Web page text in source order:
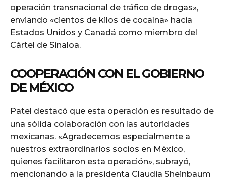
operación transnacional de tráfico de drogas»,
enviando «cientos de kilos de cocaína» hacia
Estados Unidos y Canadá como miembro del
Cártel de Sinaloa.
COOPERACIÓN CON EL GOBIERNO
DE MÉXICO
Patel destacó que esta operación es resultado de
una sólida colaboración con las autoridades
mexicanas. «Agradecemos especialmente a
nuestros extraordinarios socios en México,
quienes facilitaron esta operación», subrayó,
mencionando a la presidenta Claudia Sheinbaum